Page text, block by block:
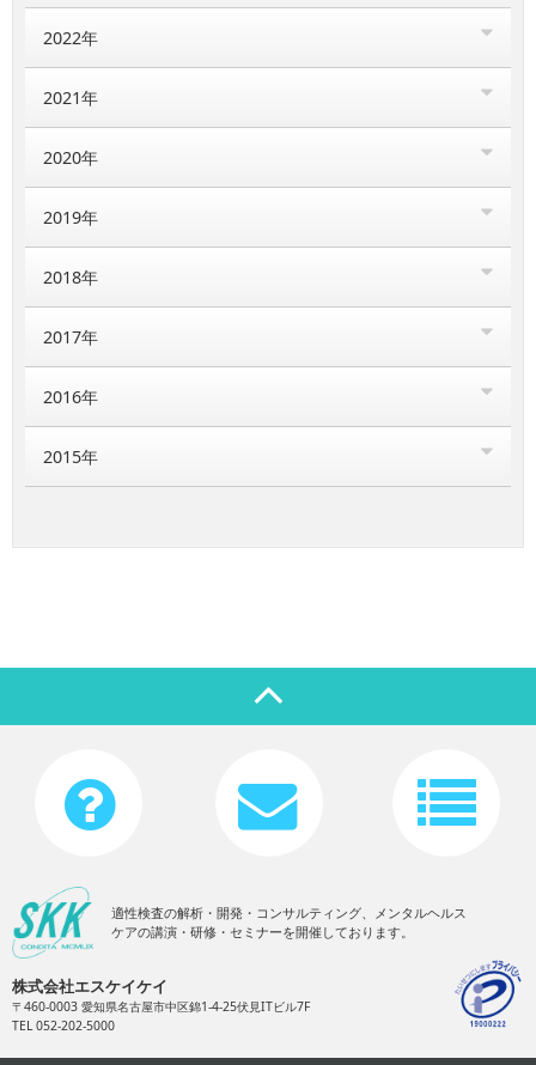
2022年
2021年
2020年
2019年
2018年
2017年
2016年
2015年
適性検査の解析・開発・コンサルティング、メンタルヘルス
ケアの講演・研修・セミナーを開催しております。
株式会社エスケイケイ
〒460-0003 愛知県名古屋市中区錦1-4-25伏見ITビル7F
TEL 052-202-5000